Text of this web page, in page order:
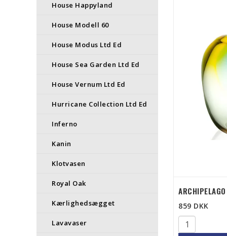
House Happyland
House Modell 60
House Modus Ltd Ed
House Sea Garden Ltd Ed
House Vernum Ltd Ed
Hurricane Collection Ltd Ed
Inferno
Kanin
Klotvasen
Royal Oak
Kærlighedsægget
Lavavaser
859 DKK